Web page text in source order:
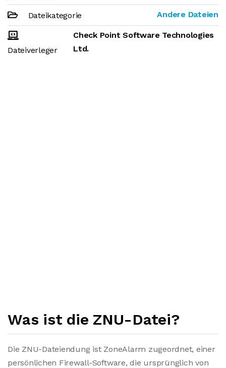
Dateikategorie Andere Dateien
Dateiverleger
Check Point Software Technologies
Ltd.
Was ist die ZNU-Datei?
Die ZNU-Dateiendung ist ZoneAlarm zugeordnet, einer
persönlichen Firewall-Software, die ursprünglich von